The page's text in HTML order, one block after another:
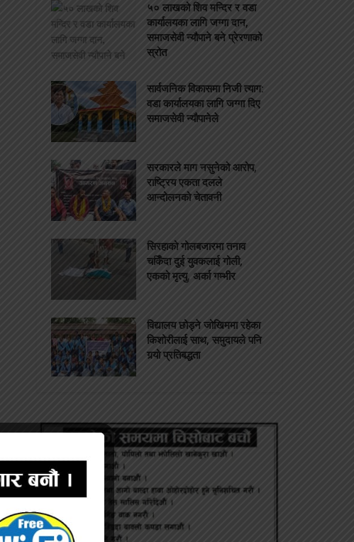
५० लाखको शिव मन्दिर र वडा
कार्यालयका लागि जग्गा दान,
समाजसेवी न्यौपाने बने प्रेरणाको
स्रोत
सार्वजनिक विकासमा निजी त्याग:
वडा कार्यालयका लागि जग्गा दिए
समाजसेवी न्यौपानेले
सरकारले माग नसुनेको आरोप,
राष्ट्रिय एकता दलले
आन्दोलनको चेतावनी
सिरहाको गोलबजारमा तनाव
चर्किँदा दुई युवकलाई गोली,
एकको मृत्यु, अर्का गम्भीर
विद्यालय छोड्ने जोखिममा रहेका
किशोरीलाई साथ, समुदायले पनि
गर्‍यो प्रतिबद्धता